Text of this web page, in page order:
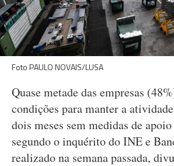
Foto PAULO NOVAIS/LUSA
Quase metade das empresas
condições para manter a
dois meses sem medidas de
segundo o inquérito do INE e
realizado na semana passada,